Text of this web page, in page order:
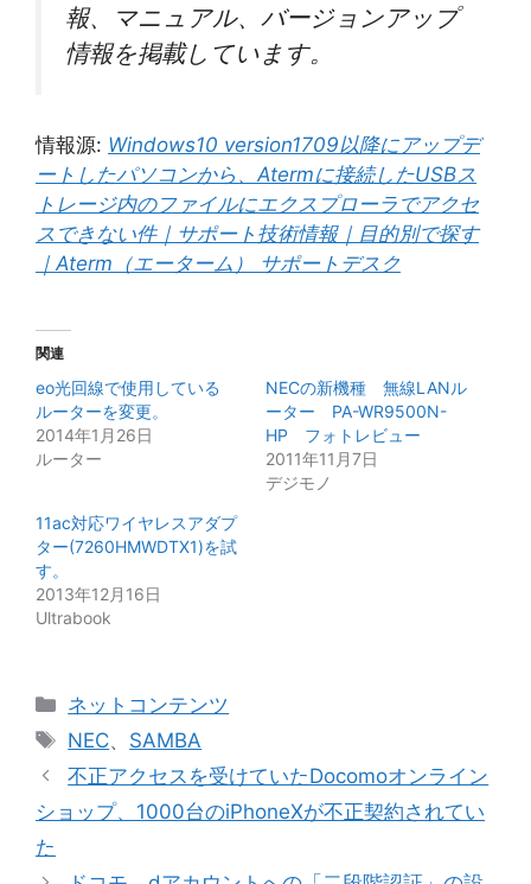
報、マニュアル、バージョンアップ
情報を掲載しています。
情報源: Windows10 version1709以降にアップデ
ートしたパソコンから、Atermに接続したUSBス
トレージ内のファイルにエクスプローラでアクセ
スできない件｜サポート技術情報｜目的別で探す
｜Aterm（エーターム） サポートデスク
関連
eo光回線で使用している
ルーターを変更。
2014年1月26日
ルーター
NECの新機種 無線LANル
ーター PA-WR9500N-
HP フォトレビュー
2011年11月7日
デジモノ
11ac対応ワイヤレスアダプ
ター(7260HMWDTX1)を試
す。
2013年12月16日
Ultrabook
カ
テ
リ
ー
ネットコンテンツ
タ
グ
NEC、 SAMBA
不正アクセスを受けていたDocomoオンライン
ショップ、1000台のiPhoneXが不正契約されてい
た